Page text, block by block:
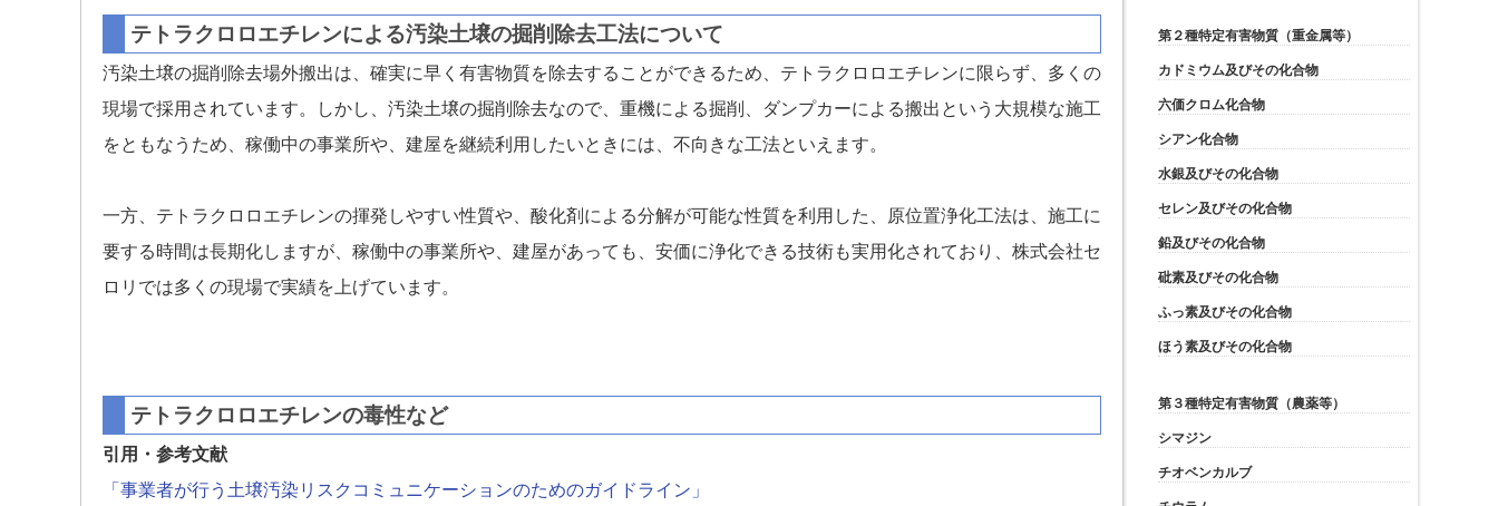
テトラクロロエチレンによる汚染土壌の掘削除去工法について
汚染土壌の掘削除去場外搬出は、確実に早く有害物質を除去することができるため、テトラクロロエチレンに限らず、多くの
現場で採用されています。しかし、汚染土壌の掘削除去なので、重機による掘削、ダンプカーによる搬出という大規模な施工
をともなうため、稼働中の事業所や、建屋を継続利用したいときには、不向きな工法といえます。
一方、テトラクロロエチレンの揮発しやすい性質や、酸化剤による分解が可能な性質を利用した、原位置浄化工法は、施工に
要する時間は長期化しますが、稼働中の事業所や、建屋があっても、安価に浄化できる技術も実用化されており、株式会社セ
ロリでは多くの現場で実績を上げています。
テトラクロロエチレンの毒性など
引用・参考文献
「事業者が行う土壌汚染リスクコミュニケーションのためのガイドライン」
第２種特定有害物質（重金属等）
カドミウム及びその化合物
六価クロム化合物
シアン化合物
水銀及びその化合物
セレン及びその化合物
鉛及びその化合物
砒素及びその化合物
ふっ素及びその化合物
ほう素及びその化合物
第３種特定有害物質（農薬等）
シマジン
チオベンカルブ